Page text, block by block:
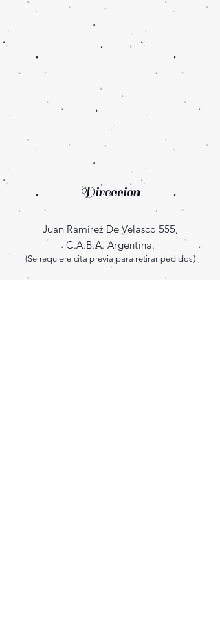
Dirección
Juan Ramírez De Velasco 555,
C.A.B.A. Argentina.
(Se requiere cita previa para retirar pedidos)